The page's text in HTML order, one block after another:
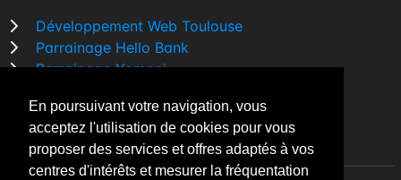
En poursuivant votre navigation, vous
acceptez l'utilisation de cookies pour vous
proposer des services et offres adaptés à vos
centres d'intérêts et mesurer la fréquentation
Développement Web Toulouse
Parrainage Hello Bank
Parrainage Yomoni
Comparatif banque